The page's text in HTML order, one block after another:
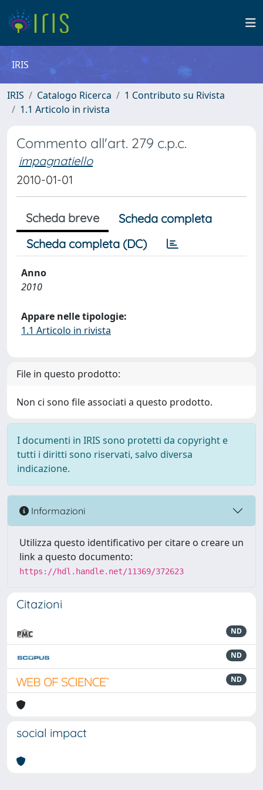
IRIS
IRIS Catalogo Ricerca
1 Contributo su Rivista
1.1 Articolo in rivista
Commento all'art. 279 c.p.c.
impagnatiello
2010-01-01
Scheda breve
Scheda completa
Scheda completa (DC)
Anno
2010
Appare nelle tipologie:
1.1 Articolo in rivista
File in questo prodotto:
Non ci sono file associati a questo prodotto.
I documenti in IRIS sono protetti da copyright e
tutti i diritti sono riservati, salvo diversa
indicazione.
Informazioni
Utilizza questo identificativo per citare o creare un
link a questo documento:
https://hdl.handle.net/11369/372623
Citazioni
ND
ND
ND
social impact